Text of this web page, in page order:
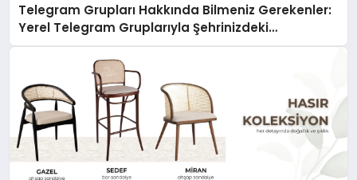
Telegram Grupları Hakkında Bilmeniz Gerekenler:
Yerel Telegram Gruplarıyla Şehrinizdeki
Topluluklara Ulaşın